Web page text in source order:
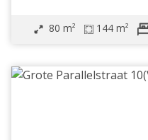
80 m² 144 m²